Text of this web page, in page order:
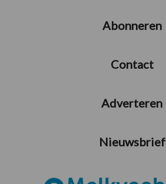
Abonneren
Contact
Adverteren
Nieuwsbrief